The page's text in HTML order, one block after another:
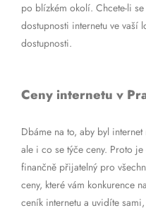
po blízkém okolí. Chcete-li
dostupnosti internetu ve vaší
dostupnosti.
Ceny internetu v
Dbáme na to, aby byl
ale i co se týče ceny. Proto
finančně přijatelný pro
ceny, které vám konkurence
ceník internetu a uvidíte